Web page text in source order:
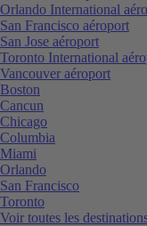
Orlando International
San Francisco aéroport
San Jose aéroport
Toronto International
Vancouver aéroport
Boston
Cancun
Chicago
Columbia
Miami
Orlando
San Francisco
Toronto
Voir toutes les